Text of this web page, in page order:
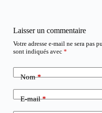
Laisser un commentaire
Votre adresse e-mail ne sera pas
sont indiqués avec *
Nom*
E-mail*